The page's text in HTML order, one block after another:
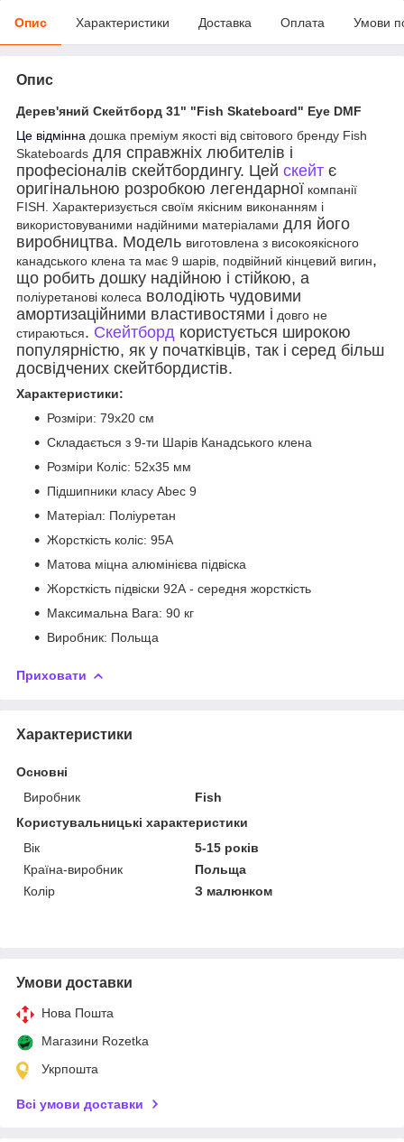
Опис Характеристики Доставка Оплата Умови
Опис
Дерев'яний Скейтборд 31" "Fish Skateboard" Eye DMF
Це відмінна дошка преміум якості від світового бренду Fish
Skateboards для справжніх любителів і
професіоналів скейтбордингу. Цей скейт є
оригінальною розробкою легендарної компанії
FISH. Характеризується своїм якісним виконанням і
використовуваними надійними матеріалами для його
виробництва. Модель виготовлена з високоякісного
канадського клена та має 9 шарів, подвійний кінцевий вигин,
що робить дошку надійною і стійкою, а
поліуретанові колеса володіють чудовими
амортизаційними властивостями і довго не
стираються. Скейтборд користується широкою
популярністю, як у початківців, так і серед більш
досвідчених скейтбордистів.
Характеристики:
Розміри: 79х20 см
Складається з 9-ти Шарів Канадського клена
Розміри Коліс: 52х35 мм
Підшипники класу Abec 9
Матеріал: Поліуретан
Жорсткість коліс: 95А
Матова міцна алюмінієва підвіска
Жорсткість підвіски 92А - середня жорсткість
Максимальна Вага: 90 кг
Виробник: Польща
Приховати
Характеристики
Основні
Виробник
Fish
Користувальницькі характеристики
Вік
5-15 років
Країна-виробник
Польща
Колір
З малюнком
Умови доставки
Нова Пошта
Магазини Rozetka
Укрпошта
Всі умови доставки